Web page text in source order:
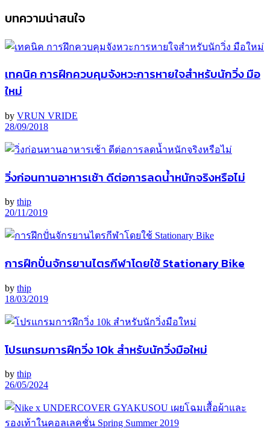
บทความน่าสนใจ
เทคนิค การฝึกควบคุมจังหวะการหายใจสำหรับนักวิ่ง มือ
ใหม่
by VRUN VRIDE
28/09/2018
วิ่งก่อนทานอาหารเช้า ดีต่อการลดน้ำหนักจริงหรือไม่
by thip
20/11/2019
การฝึกปั่นจักรยานไตรกีฬาโดยใช้ Stationary Bike
by thip
18/03/2019
โปรแกรมการฝึกวิ่ง 10k สำหรับนักวิ่งมือใหม่
by thip
26/05/2024